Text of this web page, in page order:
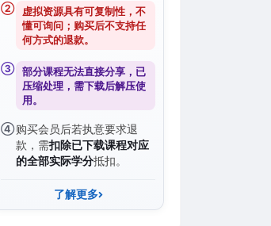
②
虚拟资源具有可复制性，不
懂可询问；购买后不支持任
何方式的退款。
③ 部分课程无法直接分享，已
压缩处理，需下载后解压使
用。
④购买会员后若执意要求退
款，需扣除已下载课程对应
的全部实际学分抵扣。
了解更多